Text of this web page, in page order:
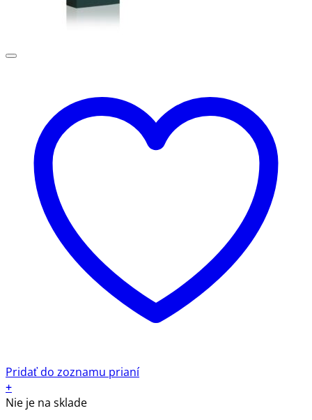
Pridať do zoznamu prianí
+
Nie je na sklade